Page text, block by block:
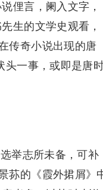
俚言，阑入文字，
生的文学史观看，
传奇小说出现的唐
头一事，或即是唐
举志所未备，可补
荪的《霞外捃屑》